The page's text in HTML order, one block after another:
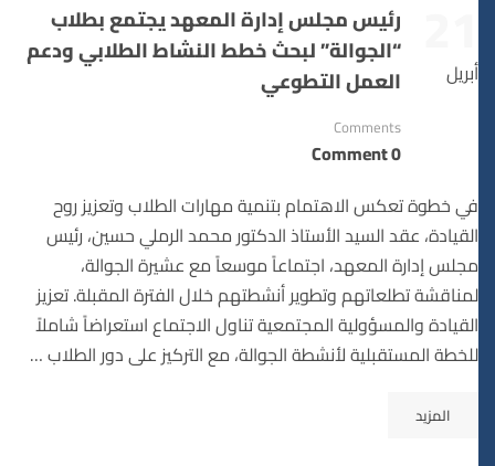
أبريل
رئيس مجلس إدارة المعهد يجتمع بطلاب
“الجوالة” لبحث خطط النشاط الطلابي ودعم
العمل التطوعي
Comments
في خطوة تعكس الاهتمام بتنمية مهارات الطلاب وتعزيز روح
القيادة، عقد السيد الأستاذ الدكتور محمد الرملي حسين، رئيس
مجلس إدارة المعهد، اجتماعاً موسعاً مع عشيرة الجوالة،
لمناقشة تطلعاتهم وتطوير أنشطتهم خلال الفترة المقبلة. تعزيز
القيادة والمسؤولية المجتمعية تناول الاجتماع استعراضاً شاملاً
للخطة المستقبلية لأنشطة الجوالة، مع التركيز على دور الطلاب …
المزيد